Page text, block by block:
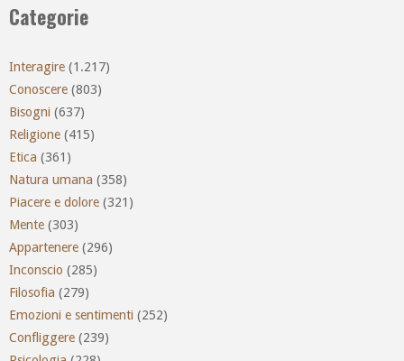
Categorie
Interagire (1.217)
Conoscere (803)
Bisogni (637)
Religione (415)
Etica (361)
Natura umana (358)
Piacere e dolore (321)
Mente (303)
Appartenere (296)
Inconscio (285)
Filosofia (279)
Emozioni e sentimenti (252)
Confliggere (239)